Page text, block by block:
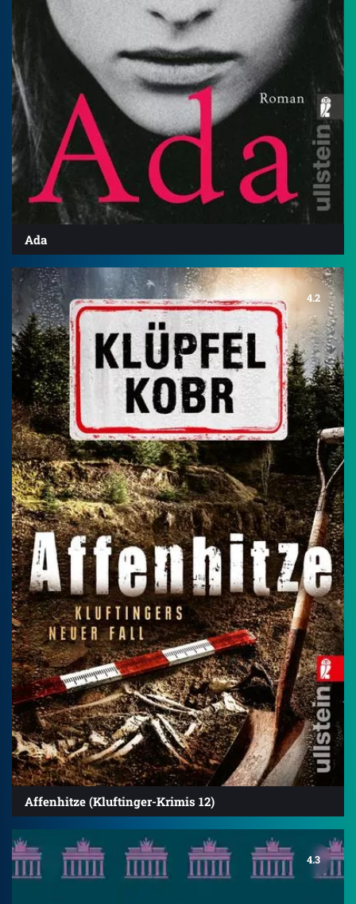
Ada
4.2
Affenhitze (Kluftinger-Krimis 12)
4.3